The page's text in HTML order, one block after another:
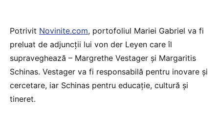
Potrivit Novinite.com, portofoliul Mariei Gabriel va fi
preluat de adjuncții lui von der Leyen care îl
supraveghează – Margrethe Vestager și Margaritis
Schinas. Vestager va fi responsabilă pentru inovare și
cercetare, iar Schinas pentru educație, cultură și
tineret.